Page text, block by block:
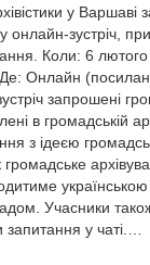
у Варшаві
онлайн-зустріч,
Коли: 6
Онлайн
запрошені
в громадській
з ідеєю
громадське
Учасники
запитання у чаті.…